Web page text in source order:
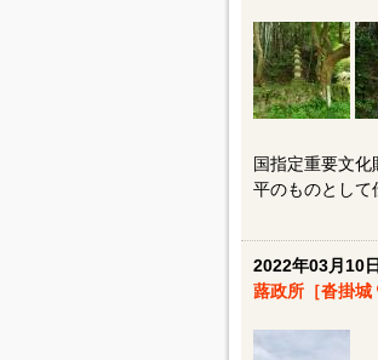
国指定重要文
平のものとして
2022年03月10
蕗政所［沓掛城